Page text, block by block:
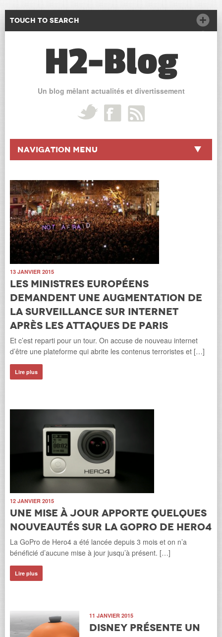
Touch to Search
H2-Blog
Un blog mêlant actualités et divertissement
Navigation Menu
13 JANVIER 2015
Les ministres européens
demandent une augmentation de
la surveillance sur internet
après les attaques de Paris
Et c’est reparti pour un tour. On accuse de nouveau internet
d’être une plateforme qui abrite les contenus terroristes et […]
Lire plus
12 JANVIER 2015
Une mise à jour apporte quelques
nouveautés sur la GoPro de Hero4
La GoPro de Hero4 a été lancée depuis 3 mois et on n’a
bénéficié d’aucune mise à jour jusqu’à présent. […]
Lire plus
11 JANVIER 2015
Disney présente un